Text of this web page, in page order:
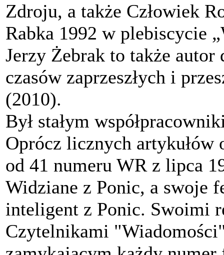
Zdroju, a także Człowiek
Rabka 1992 w plebiscycie
Jerzy Żebrak to także
czasów zaprzeszłych i
(2010).
Był stałym
Oprócz licznych artykułów
od 41 numeru WR z lipca
Widziane z Ponic, a swoje
inteligent z Ponic. Swoimi
Czytelnikami